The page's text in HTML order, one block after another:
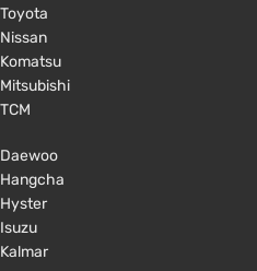
Toyota
Nissan
Komatsu
Mitsubishi
TCM
Daewoo
Hangcha
Hyster
Isuzu
Kalmar